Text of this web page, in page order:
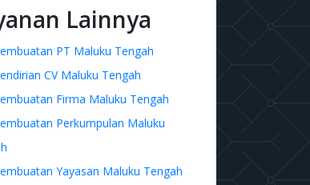
Lainnya
PT Maluku Tengah
CV Maluku Tengah
Firma Maluku Tengah
Perkumpulan Maluku
Yayasan Maluku Tengah